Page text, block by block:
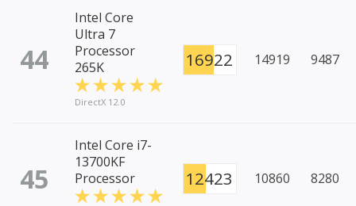
44
Intel Core
Ultra 7
Processor
265K
DirectX 12.0
16922 14919 9487
45
Intel Core i7-
13700KF
Processor
12423 10860 8280